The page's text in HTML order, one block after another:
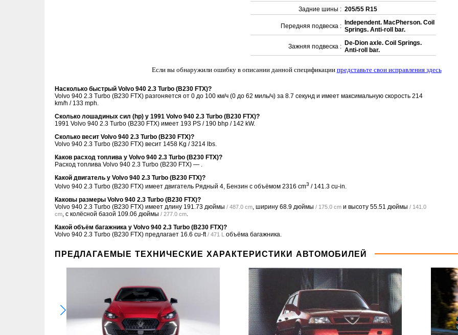
Задние шины : 205/55 R15
Передняя подвеска : Independent. MacPherson. Coil
Springs. Anti-roll bar.
Зажняя подвеска : De-Dion axle. Coil Springs.
Anti-roll bar.
Если вы обнаружили ошибку в описании данной спецификации представьте свои исправления здесь
Насколько быстрый Volvo 940 2.3 Turbo (B230 FTX)?
Volvo 940 2.3 Turbo (B230 FTX) разгоняется от 0 до 100 км/ч (0 до 62 миль/ч) за 8.7 секунд и имеет максимальную скорость 214
km/h / 133 mph.
Сколько лошадиных сил (hp) у 1991 Volvo 940 2.3 Turbo (B230 FTX)?
1991 Volvo 940 2.3 Turbo (B230 FTX) имеет 193 PS / 190 bhp / 142 kW.
Сколько весит Volvo 940 2.3 Turbo (B230 FTX)?
Volvo 940 2.3 Turbo (B230 FTX) весит 1458 Kg / 3214 lbs.
Каков расход топлива у Volvo 940 2.3 Turbo (B230 FTX)?
Расход топлива Volvo 940 2.3 Turbo (B230 FTX) — .
Какой двигатель у Volvo 940 2.3 Turbo (B230 FTX)?
Volvo 940 2.3 Turbo (B230 FTX) имеет двигатель Рядный 4, Бензин с объёмом 2316 cm3 / 141.3 cu-in.
Каковы размеры Volvo 940 2.3 Turbo (B230 FTX)?
Volvo 940 2.3 Turbo (B230 FTX) имеет длину 191.73 дюймы / 487.0 cm , ширину 68.9 дюймы / 175.0 cm и высоту 55.51 дюймы / 141.0
cm , с колёсной базой 109.06 дюймы / 277.0 cm
Какой объём багажника у Volvo 940 2.3 Turbo (B230 FTX)?
Volvo 940 2.3 Turbo (B230 FTX) предлагает 16.6 cu-ft / 471 L объёма багажника.
ПРЕДЛАГАЕМЫЕ ТЕХНИЧЕСКИЕ ХАРАКТЕРИСТИКИ АВТОМОБИЛЕЙ